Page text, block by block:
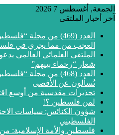
الجمعة, أغسطس 7 2026
آخر أخبار الملتقى
العدد (469) من مجلة
العجب من مما يجري في
الملتقى العلمائي العالمي
شعار “رحماء بينهم”
العدد (468) من مجلة
تُسألون عن الأقصى
تحذيرات مقدسية من أوسع
لمن فلسطين ؟!
شؤون الكنائس: سياسات
الفلسطيني
فلسطين والأمة الإسلامية: